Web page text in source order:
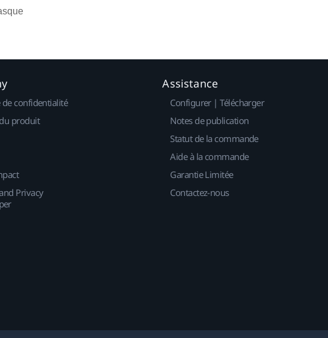
confidentialité
produit
Privacy
Assistance
Configurer | Télécharger
Notes de publication
Statut de la commande
Aide à la commande
Garantie Limitée
Contactez-nous